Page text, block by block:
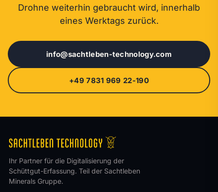
Drohne weiterhin gebraucht wird, innerhalb
eines Werktags zurück.
info@sachtleben-technology.com
+49 7831 969 22-190
Ihr Partner für die Digitalisierung der
Schüttgut-Erfassung. Teil der Sachtleben
Minerals Gruppe.